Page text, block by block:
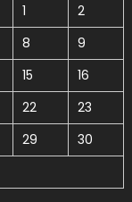
1
2
8
9
15
16
22
23
29
30